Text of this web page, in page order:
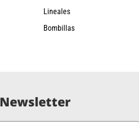
Lineales
Bombillas
Newsletter